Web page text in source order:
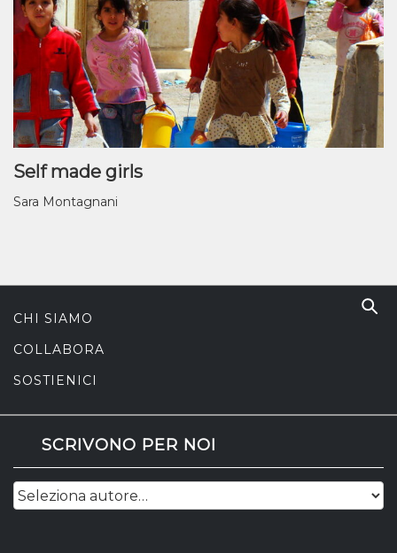
Self made girls
Sara Montagnani
CHI SIAMO
COLLABORA
SOSTIENICI
SCRIVONO PER NOI